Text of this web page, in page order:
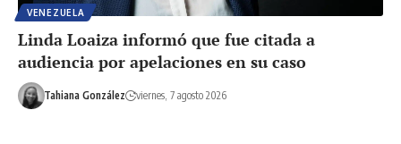
VENEZUELA
Linda Loaiza informó que fue citada a
audiencia por apelaciones en su caso
Tahiana González viernes, 7 agosto 2026